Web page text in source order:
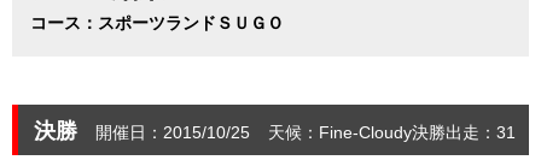
コース：スポーツランドＳＵＧＯ
決勝 開催日：2015/10/25 天候：Fine-Cloudy決勝出走：31